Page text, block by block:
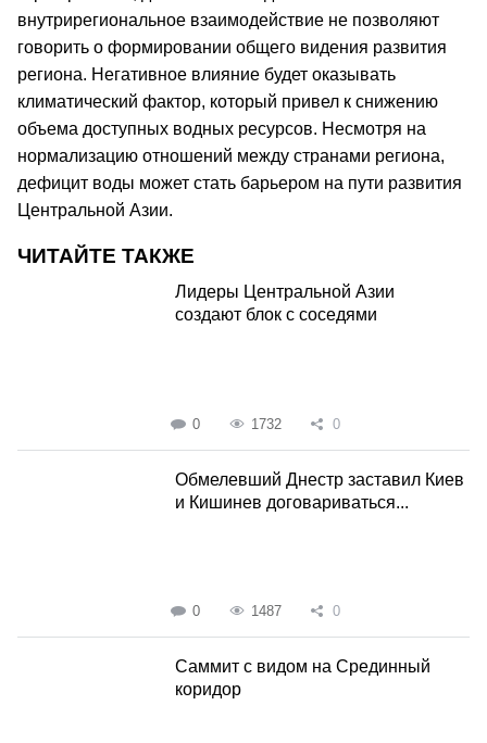
внутрирегиональное взаимодействие не позволяют
говорить о формировании общего видения развития
региона. Негативное влияние будет оказывать
климатический фактор, который привел к снижению
объема доступных водных ресурсов. Несмотря на
нормализацию отношений между странами региона,
дефицит воды может стать барьером на пути развития
Центральной Азии.
ЧИТАЙТЕ ТАКЖЕ
Лидеры Центральной Азии
создают блок с соседями
0 1732 0
Обмелевший Днестр заставил Киев
и Кишинев договариваться...
0 1487 0
Саммит с видом на Срединный
коридор